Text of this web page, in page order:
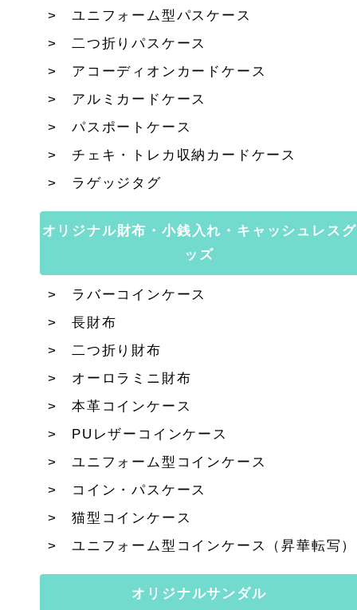
ユニフォーム型パスケース
二つ折りパスケース
アコーディオンカードケース
アルミカードケース
パスポートケース
チェキ・トレカ収納カードケース
ラゲッジタグ
オリジナル財布・小銭入れ・キャッシュレスグ
ッズ
ラバーコインケース
長財布
二つ折り財布
オーロラミニ財布
本革コインケース
PUレザーコインケース
ユニフォーム型コインケース
コイン・パスケース
猫型コインケース
ユニフォーム型コインケース（昇華転写）
オリジナルサンダル